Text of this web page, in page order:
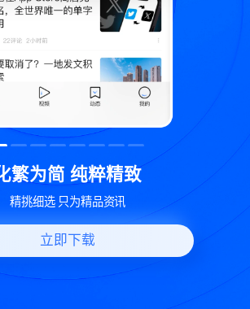
世界变化 热问一下
好问题好回答 多元视角看问题
立即下载